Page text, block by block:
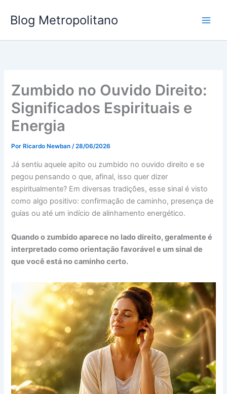
para
conteúdo
Blog Metropolitano
Zumbido no Ouvido Direito:
Significados Espirituais e
Energia
Por Ricardo Newban/28/06/2026
Já sentiu aquele apito ou zumbido no ouvido direito e se
pegou pensando o que, afinal, isso quer dizer
espiritualmente? Em diversas tradições, esse sinal é visto
como algo positivo: confirmação de caminho, presença de
guias ou até um indício de alinhamento energético.
Quando o zumbido aparece no lado direito, geralmente é
interpretado como orientação favorável e um sinal de
que você está no caminho certo.